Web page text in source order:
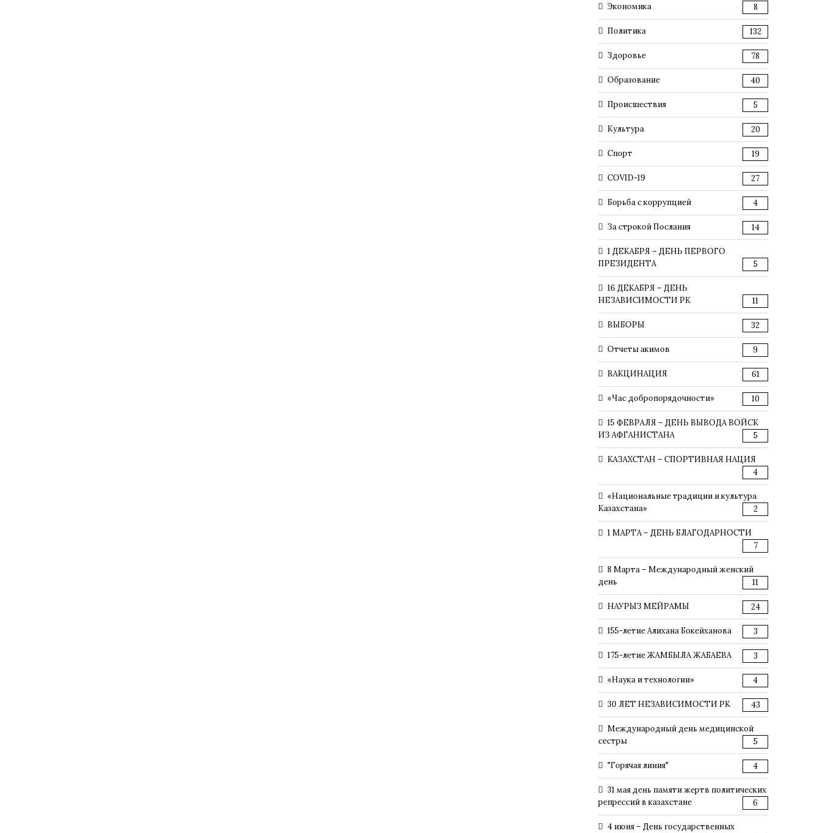
Экономика 8
Политика 132
Здоровье 78
Образование 40
Происшествия 5
Культура 20
Спорт 19
COVID-19 27
Борьба с коррупцией 4
За строкой Послания 14
1 ДЕКАБРЯ – ДЕНЬ ПЕРВОГО
ПРЕЗИДЕНТА
5
16 ДЕКАБРЯ – ДЕНЬ
НЕЗАВИСИМОСТИ РК
11
ВЫБОРЫ 32
Отчеты акимов 9
ВАКЦИНАЦИЯ 61
«Час добропорядочности» 10
15 ФЕВРАЛЯ – ДЕНЬ ВЫВОДА ВОЙСК
ИЗ АФГАНИСТАНА
5
КАЗАХСТАН – СПОРТИВНАЯ НАЦИЯ
4
«Национальные традиции и культура
Казахстана»
2
1 МАРТА – ДЕНЬ БЛАГОДАРНОСТИ
7
8 Марта – Международный женский
день
11
НАУРЫЗ МЕЙРАМЫ 24
155-летие Алихана Бокейханова 3
175-летие ЖАМБЫЛА ЖАБАЕВА 3
«Наука и технологии» 4
30 ЛЕТ НЕЗАВИСИМОСТИ РК 43
Международный день медицинской
сестры
5
"Горячая линия" 4
31 мая день памяти жертв политических
репрессий в казахстане
6
4 июня – День государственных